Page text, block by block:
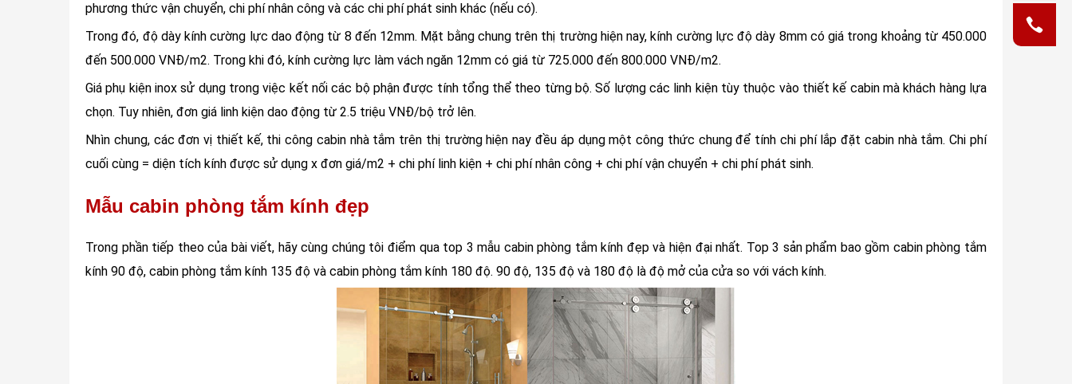
phương thức vận chuyển, chi phí nhân công và các chi phí phát sinh khác (nếu có).
Trong đó, độ dày kính cường lực dao động từ 8 đến 12mm. Mặt bằng chung trên thị trường hiện nay, kính cường lực độ dày 8mm có giá trong khoảng từ 450.000
đến 500.000 VNĐ/m2. Trong khi đó, kính cường lực làm vách ngăn 12mm có giá từ 725.000 đến 800.000 VNĐ/m2.
Giá phụ kiện inox sử dụng trong việc kết nối các bộ phận được tính tổng thể theo từng bộ. Số lượng các linh kiện tùy thuộc vào thiết kế cabin mà khách hàng lựa
chọn. Tuy nhiên, đơn giá linh kiện dao động từ 2.5 triệu VNĐ/bộ trở lên.
Nhìn chung, các đơn vị thiết kế, thi công cabin nhà tắm trên thị trường hiện nay đều áp dụng một công thức chung để tính chi phí lắp đặt cabin nhà tắm. Chi phí
cuối cùng = diện tích kính được sử dụng x đơn giá/m2 + chi phí linh kiện + chi phí nhân công + chi phí vận chuyển + chi phí phát sinh.
Mẫu cabin phòng tắm kính đẹp
Trong phần tiếp theo của bài viết, hãy cùng chúng tôi điểm qua top 3 mẫu cabin phòng tắm kính đẹp và hiện đại nhất. Top 3 sản phẩm bao gồm cabin phòng tắm
kính 90 độ, cabin phòng tắm kính 135 độ và cabin phòng tắm kính 180 độ. 90 độ, 135 độ và 180 độ là độ mở của cửa so với vách kính.